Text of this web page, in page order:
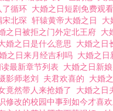
循环 大婚之日短剧免费观看
北琛 轩辕黄帝大婚之日 大
之日被拒之门外定北王府 大
婚之日是什么意思 大婚之日
之日来月经吉利吗 大婚之日
最新章节列表 大婚之日新
影师老刘 夫君欢喜的 大婚
竟然带人来抢婚了 大婚之日
修改的校园中事到如今才喜